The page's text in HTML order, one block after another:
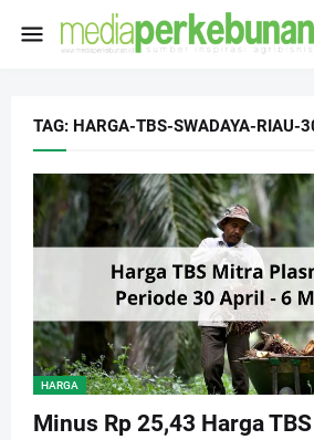
TAG: HARGA-TBS-SWADAYA-RIAU-
HARGA
Minus Rp 25,43 Harga